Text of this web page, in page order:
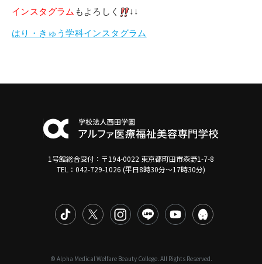
インスタグラム もよろしく ↓↓
はり・きゅう学科インスタグラム
1号館総合受付：〒194-0022 東京都町田市森野1-7-8
TEL：042-729-1026 (平日8時30分〜17時30分)
© Alpha Medical Welfare Beauty College. All Rights Reserved.